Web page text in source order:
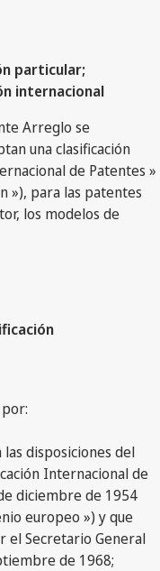
particular;
internacional
Arreglo se
una clasificación
de Patentes »
»), para las patentes
los modelos de
disposiciones del
Internacional de
diciembre de 1954
europeo ») y que
el Secretario General
de 1968;